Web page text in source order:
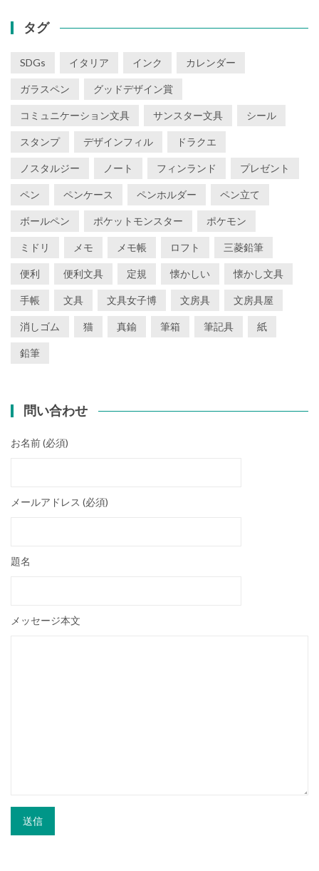
タグ
SDGs イタリア インク カレンダー
ガラスペン グッドデザイン賞
コミュニケーション文具 サンスター文具 シール
スタンプ デザインフィル ドラクエ
ノスタルジー ノート フィンランド プレゼント
ペン ペンケース ペンホルダー ペン立て
ボールペン ポケットモンスター ポケモン
ミドリ メモ メモ帳 ロフト 三菱鉛筆
便利 便利文具 定規 懐かしい 懐かし文具
手帳 文具 文具女子博 文房具 文房具屋
消しゴム 猫 真鍮 筆箱 筆記具 紙
鉛筆
問い合わせ
お名前 (必須)
メールアドレス (必須)
題名
メッセージ本文